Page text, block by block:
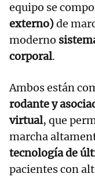
equipo se
externo)de
moderno
corporal.
Ambos están
rodante y
virtual, que
marcha
tecnología de
pacientes con